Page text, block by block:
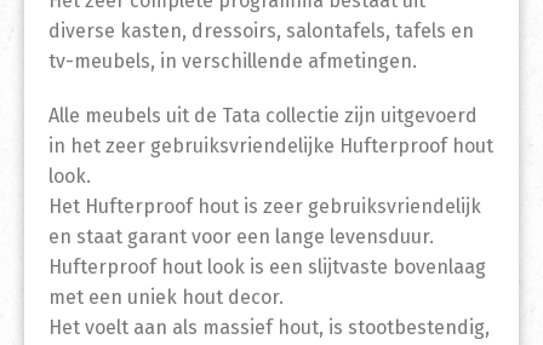
diverse kasten, dressoirs, salontafels, tafels en
tv-meubels, in verschillende afmetingen.
Alle meubels uit de Tata collectie zijn uitgevoerd
in het zeer gebruiksvriendelijke Hufterproof hout
look.
Het Hufterproof hout is zeer gebruiksvriendelijk
en staat garant voor een lange levensduur.
Hufterproof hout look is een slijtvaste bovenlaag
met een uniek hout decor.
Het voelt aan als massief hout, is stootbestendig,